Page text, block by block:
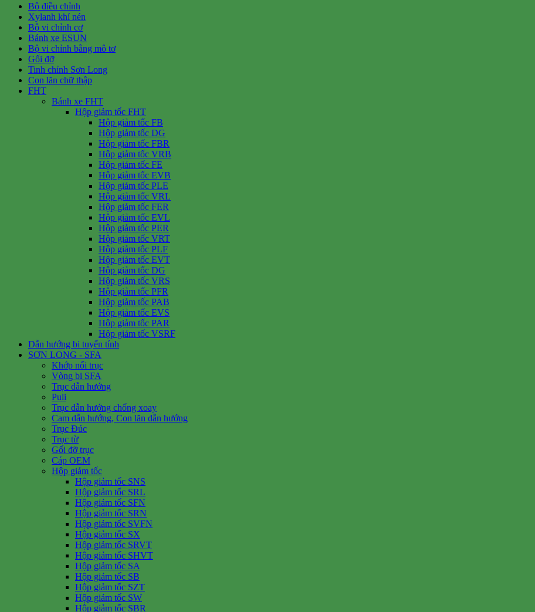
Bộ điều chỉnh
Xylanh khí nén
Bộ vi chỉnh cơ
Bánh xe ESUN
Bộ vi chỉnh bằng mô tơ
Gối đỡ
Tinh chỉnh Sơn Long
Con lăn chữ thập
FHT
Bánh xe FHT
Hộp giảm tốc FHT
Hộp giảm tốc FB
Hộp giảm tốc DG
Hộp giảm tốc FBR
Hộp giảm tốc VRB
Hộp giảm tốc FE
Hộp giảm tốc EVB
Hộp giảm tốc PLE
Hộp giảm tốc VRL
Hộp giảm tốc FER
Hộp giảm tốc EVL
Hộp giảm tốc PER
Hộp giảm tốc VRT
Hộp giảm tốc PLF
Hộp giảm tốc EVT
Hộp giảm tốc DG
Hộp giảm tốc VRS
Hộp giảm tốc PFR
Hộp giảm tốc PAB
Hộp giảm tốc EVS
Hộp giảm tốc PAR
Hộp giảm tốc VSRF
Dẫn hướng bi tuyến tính
SƠN LONG - SFA
Khớp nối trục
Vòng bi SFA
Trục dẫn hướng
Puli
Trục dẫn hướng chống xoay
Cam dẫn hướng, Con lăn dẫn hướng
Trục Đúc
Trục từ
Gối đỡ trục
Cáp OEM
Hộp giảm tốc
Hộp giảm tốc SNS
Hộp giảm tốc SRL
Hộp giảm tốc SFN
Hộp giảm tốc SRN
Hộp giảm tốc SVFN
Hộp giảm tốc SX
Hộp giảm tốc SRVT
Hộp giảm tốc SHVT
Hộp giảm tốc SA
Hộp giảm tốc SB
Hộp giảm tốc SZT
Hộp giảm tốc SW
Hộp giảm tốc SBR